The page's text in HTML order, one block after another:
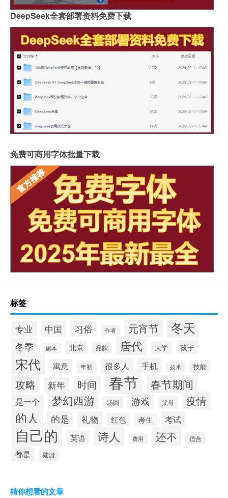
DeepSeek全套部署资料免费下载
免费可商用字体批量下载
标签
专业 中国 习俗 作者 元宵节 冬天
冬季 副本 北京 品牌 唐代 大学 孩子
宋代 寓意 年初 很多人 手机 技术 技能
攻略 新年 时间 春节 春节期间
是一个 梦幻西游 汤圆 游戏 父母 疫情
的人 的是 礼物 红包 考生 考试
自己的 英语 诗人 费用 还不 适合
都是 陆游
猜你想看的文章